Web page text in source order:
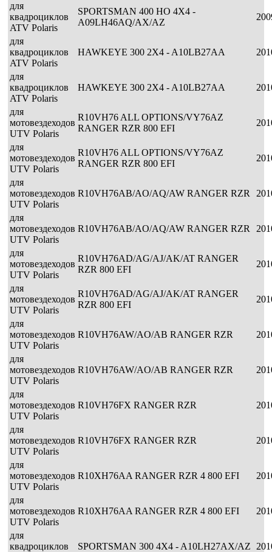
для
квадроциклов
ATV Polaris
SPORTSMAN 400 HO 4X4 -
A09LH46AQ/AX/AZ
для
квадроциклов
ATV Polaris
HAWKEYE 300 2X4 - A10LB27AA
для
квадроциклов
ATV Polaris
HAWKEYE 300 2X4 - A10LB27AA
для
мотовездеходов
UTV Polaris
R10VH76 ALL OPTIONS/VY76AZ
RANGER RZR 800 EFI
для
мотовездеходов
UTV Polaris
R10VH76 ALL OPTIONS/VY76AZ
RANGER RZR 800 EFI
для
мотовездеходов
UTV Polaris
R10VH76AB/AO/AQ/AW RANGER RZR
для
мотовездеходов
UTV Polaris
R10VH76AB/AO/AQ/AW RANGER RZR
для
мотовездеходов
UTV Polaris
R10VH76AD/AG/AJ/AK/AT RANGER
RZR 800 EFI
для
мотовездеходов
UTV Polaris
R10VH76AD/AG/AJ/AK/AT RANGER
RZR 800 EFI
для
мотовездеходов
UTV Polaris
R10VH76AW/AO/AB RANGER RZR
для
мотовездеходов
UTV Polaris
R10VH76AW/AO/AB RANGER RZR
для
мотовездеходов
UTV Polaris
R10VH76FX RANGER RZR
для
мотовездеходов
UTV Polaris
R10VH76FX RANGER RZR
для
мотовездеходов
UTV Polaris
R10XH76AA RANGER RZR 4 800 EFI
для
мотовездеходов
UTV Polaris
R10XH76AA RANGER RZR 4 800 EFI
для
квадроциклов
SPORTSMAN 300 4X4 - A10LH27AX/AZ